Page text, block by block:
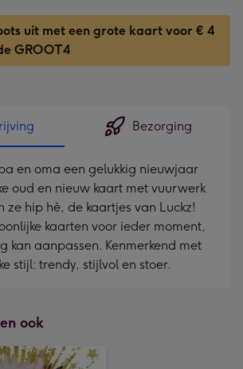
uit met een grote kaart voor € 4
GROOT4
Bezorging
en oma een gelukkig nieuwjaar
oud en nieuw kaart met vuurwerk
ze hip hè, de kaartjes van Luckz!
kaarten voor ieder moment,
kan aanpassen. Kenmerkend met
stijl: trendy, stijlvol en stoer.
ook